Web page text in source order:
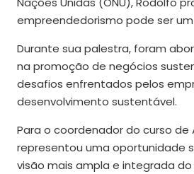
empreendedorismo pode ser
Durante sua palestra, foram
na promoção de negócios
desafios enfrentados pelos
desenvolvimento sustentável.
Para o coordenador do curso de
representou uma oportunidade
visão mais ampla e integrada